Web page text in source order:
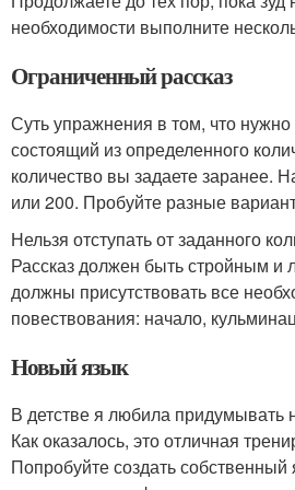
необходимости выполните
Ограниченный рассказ
Суть упражнения в том, что нужно
состоящий из определенного
количество вы задаете заранее.
или 200. Пробуйте разные
Нельзя отступать от заданного
Рассказ должен быть стройным и
должны присутствовать все
повествования: начало,
Новый язык
В детстве я любила придумывать
Как оказалось, это отличная
Попробуйте создать собственный